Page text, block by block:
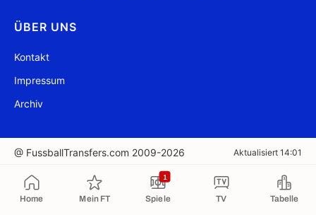
Home Mein FT Spiele
1
TV Tabelle
ÜBER UNS
Kontakt
Impressum
Archiv
@ FussballTransfers.com 2009-2026 Aktualisiert 14:01
In die Zwischenablage kopiert